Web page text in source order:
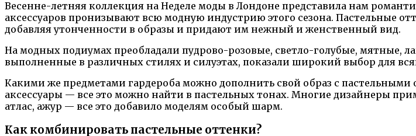
Весенне-летняя коллекция на Неделе моды в Лондоне представила нам
аксессуаров пронизывают всю модную индустрию этого сезона. Пастельные
добавляя утонченности в образы и придают им нежный и женственный вид.
На модных подиумах преобладали пудрово-розовые, светло-голубые, мятные,
выполненные в различных стилях и силуэтах, показали широкий выбор для
Какими же предметами гардероба можно дополнить свой образ с
аксессуары — все это можно найти в пастельных тонах. Многие дизайнеры
атлас, ажур — все это добавило моделям особый шарм.
Как комбинировать пастельные оттенки?